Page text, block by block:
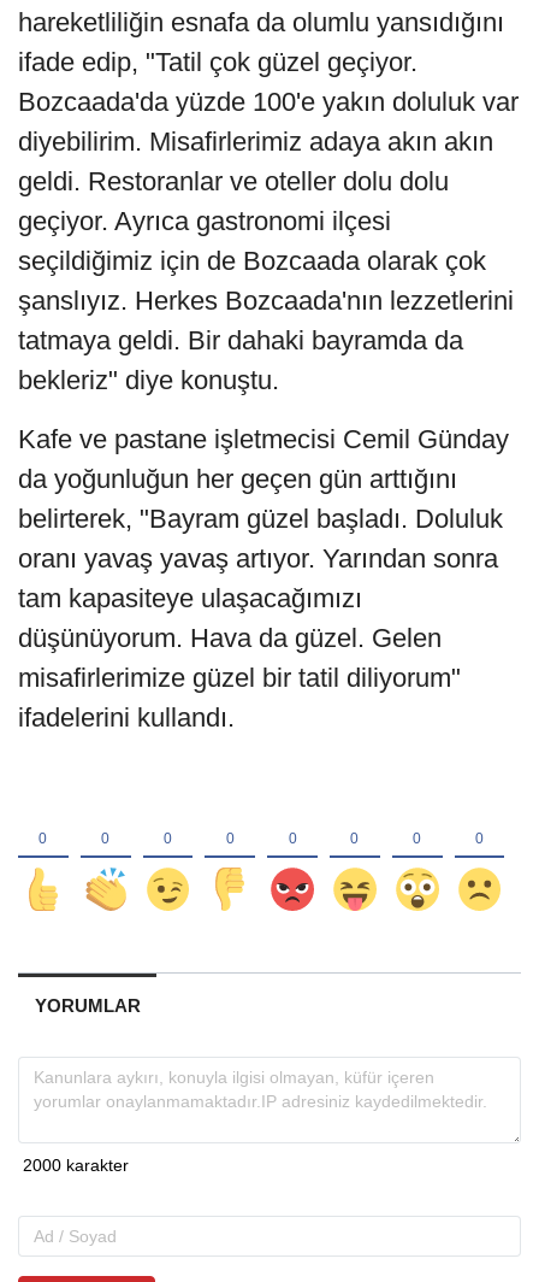
hareketliliğin esnafa da olumlu yansıdığını
ifade edip, "Tatil çok güzel geçiyor.
Bozcaada'da yüzde 100'e yakın doluluk var
diyebilirim. Misafirlerimiz adaya akın akın
geldi. Restoranlar ve oteller dolu dolu
geçiyor. Ayrıca gastronomi ilçesi
seçildiğimiz için de Bozcaada olarak çok
şanslıyız. Herkes Bozcaada'nın lezzetlerini
tatmaya geldi. Bir dahaki bayramda da
bekleriz" diye konuştu.
Kafe ve pastane işletmecisi Cemil Günday
da yoğunluğun her geçen gün arttığını
belirterek, "Bayram güzel başladı. Doluluk
oranı yavaş yavaş artıyor. Yarından sonra
tam kapasiteye ulaşacağımızı
düşünüyorum. Hava da güzel. Gelen
misafirlerimize güzel bir tatil diliyorum"
ifadelerini kullandı.
YORUMLAR